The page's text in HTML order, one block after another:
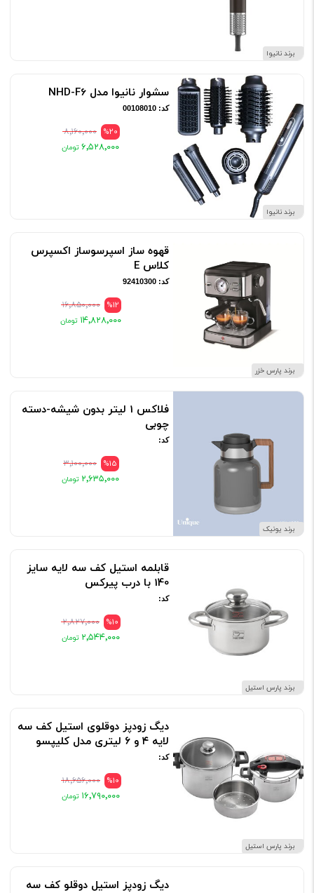
برند نانیوا
برند نانیوا
سشوار نانیوا مدل NHD-F6
کد: 00108010
%20 ۸٬۱۶۰٬۰۰۰
۶٬۵۲۸٬۰۰۰
برند پارس خزر
قهوه ساز اسپرسوساز اكسپرس
كلاس E
کد: 92410300
%12 ۱۶٬۸۵۰٬۰۰۰
۱۴٬۸۲۸٬۰۰۰
برند یونیک
فلاکس 1 لیتر بدون شیشه-دسته
چوبی
کد:
%15 ۳٬۱۰۰٬۰۰۰
۲٬۶۳۵٬۰۰۰
برند پارس استیل
قابلمه استیل کف سه لایه سایز
140 با درب پیرکس
کد:
%10 ۲٬۸۲۷٬۰۰۰
۲٬۵۴۴٬۰۰۰
برند پارس استیل
دیگ زودپز دوقلوی استیل کف سه
لایه ۴ و ۶ لیتری مدل کلیپسو
کد:
%10 ۱۸٬۶۵۶٬۰۰۰
۱۶٬۷۹۰٬۰۰۰
دیگ زودپز استیل دوقلو کف سه